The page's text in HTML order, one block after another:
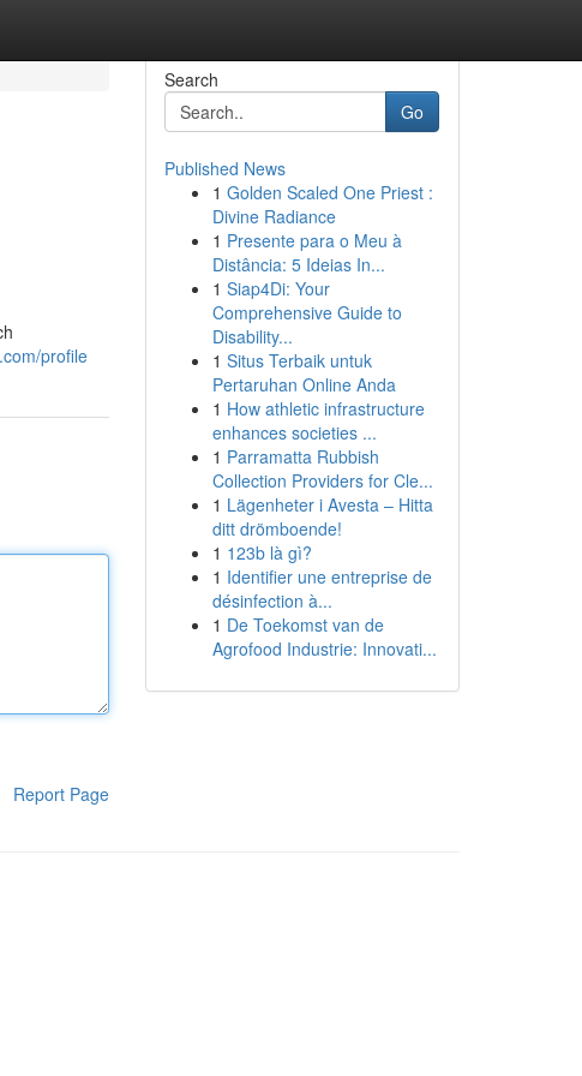
profile
Report Page
Search
Go
Published News
1 Golden Scaled One Priest :
Divine Radiance
1 Presente para o Meu à
Distância: 5 Ideias In...
1 Siap4Di: Your
Comprehensive Guide to
Disability...
1 Situs Terbaik untuk
Pertaruhan Online Anda
1 How athletic infrastructure
enhances societies ...
1 Parramatta Rubbish
Collection Providers for Cle...
1 Lägenheter i Avesta – Hitta
ditt drömboende!
1 123b là gì?
1 Identifier une entreprise de
désinfection à...
1 De Toekomst van de
Agrofood Industrie: Innovati...